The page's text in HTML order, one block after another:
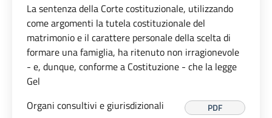
La sentenza della Corte costituzionale, utilizzando
come argomenti la tutela costituzionale del
matrimonio e il carattere personale della scelta di
formare una famiglia, ha ritenuto non irragionevole
- e, dunque, conforme a Costituzione - che la legge
Gel
Organi consultivi e giurisdizionali
PDF